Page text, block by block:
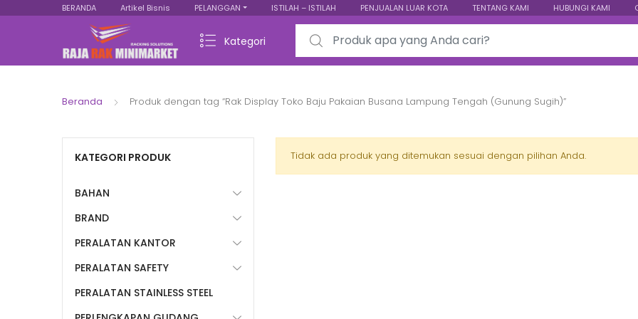
BERANDA Artikel Bisnis PELANGGAN ISTILAH – ISTILAH PENJUALAN LUAR KOTA TENTANG KAMI HUBUNGI KAMI
Kategori
Search for:
Beranda Produk dengan tag “Rak Display Toko Baju Pakaian Busana Lampung Tengah (Gunung Sugih)”
Tidak ada produk yang ditemukan sesuai dengan pilihan Anda.
KATEGORI PRODUK
BAHAN
BRAND
PERALATAN KANTOR
PERALATAN SAFETY
PERALATAN STAINLESS STEEL